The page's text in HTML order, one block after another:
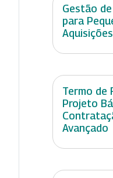
Gestão
para
Termo de
Projeto
Avançado